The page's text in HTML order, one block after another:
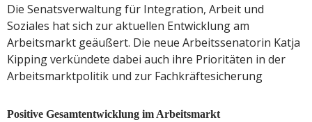
Die Senatsverwaltung für Integration, Arbeit und
Soziales hat sich zur aktuellen Entwicklung am
Arbeitsmarkt geäußert. Die neue Arbeitssenatorin Katja
Kipping verkündete dabei auch ihre Prioritäten in der
Arbeitsmarktpolitik und zur Fachkräftesicherung
Positive Gesamtentwicklung im Arbeitsmarkt